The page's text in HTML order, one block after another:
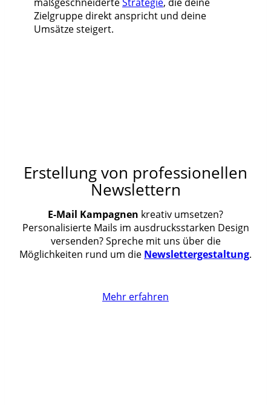
Zielgruppe direkt anspricht und deine
Umsätze steigert.
Erstellung von professionellen
Newslettern
E-Mail Kampagnen kreativ umsetzen?
Personalisierte Mails im ausdrucksstarken Design
versenden? Spreche mit uns über die
Möglichkeiten rund um die Newslettergestaltung.
Mehr erfahren